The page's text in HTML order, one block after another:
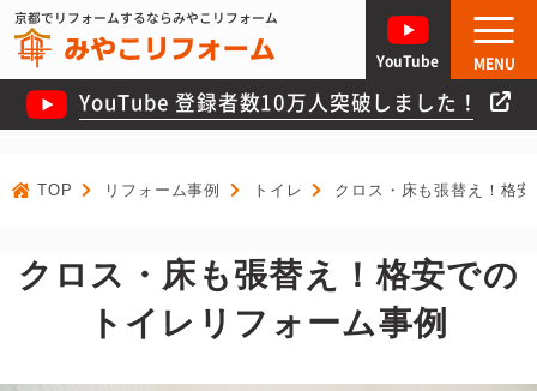
京都でリフォームするならみやこリフォーム
YouTube 登録者数10万人突破しました！
YouTube MENU
TOP リフォーム事例 トイレ クロス・床も張替え！格
クロス・床も張替え！格安での
トイレリフォーム事例